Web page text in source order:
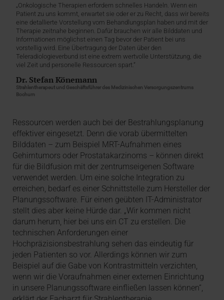
„Onkologische Therapien erfordern schnelles Handeln. Wenn ein
Patient zu uns kommt, erwartet sie oder er zu Recht, dass wir bereits
eine detallierte Vorstellung vom Behandlungsplan haben und mit der
Therapie zeitnahe beginnen. Dafür brauchen wir alle Bild­daten und
Informationen möglichst einen Tag bevor der Patient bei uns
vorstellig wird. Eine Übertragung der Daten über den
Teleradiologieverbund ist eine extrem wertvolle Unterstützung, die
viel Zeit und personelle Ressourcen spart.“
Dr. Stefan Könemann
Strahlentherapeut und Geschäftsführer des Medizinischen Versorgungszentrums
Bochum
Ressourcen werden auch bei der Bestrahlungsplanung
effektiver eingesetzt. Denn die vorab übermittelten
Bilddaten – zum Beispiel MRT-Aufnahmen eines
Gehirntumors oder Prostatakarzinoms – können direkt
für die Bildfusion mit der zentrumseigenen Software
verwendet werden. Um eine solche Integration zu
erreichen, bedarf es einer Schnittstelle zum Hersteller der
Planungssoftware. Für einen geübten IT-Administrator
stellt dies aber keine Hürde dar. „Wir kommen nicht
darum herum, hier bei uns ein CT zu erstellen. Die
technischen Anforderungen einer
Hochpräzisionsbestrahlung sehen das eindeutig für
jeden Patienten so vor. Allerdings können wir zum
Beispiel auf die Gabe von Kontrastmitteln verzichten,
wenn wir die Voraufnahmen einer externen Einrichtung
in unsere Planungssoftware einfließen lassen können“,